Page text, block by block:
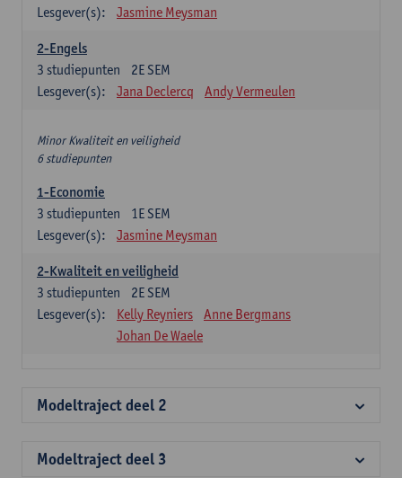
Lesgever(s):
Jasmine Meysman
2-Engels
2E SEM
3 studiepunten
Lesgever(s):
Jana Declercq Andy Vermeulen
Minor Kwaliteit en veiligheid
6 studiepunten
1-Economie
1E SEM
3 studiepunten
Lesgever(s):
Jasmine Meysman
2-Kwaliteit en veiligheid
2E SEM
3 studiepunten
Lesgever(s):
Kelly Reyniers
Anne Bergmans
Johan De Waele
Modeltraject deel 2
Modeltraject deel 3